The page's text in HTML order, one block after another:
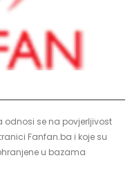
odnosi se na povjerljivost
Fanfan.ba i koje su
u bazama